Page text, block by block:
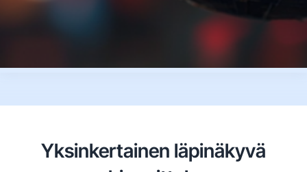
Yksinkertainen läpinäkyvä